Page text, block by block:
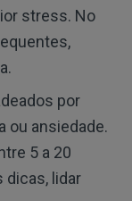
stress. No
por
ou ansiedade.
5 a 20
dicas, lidar